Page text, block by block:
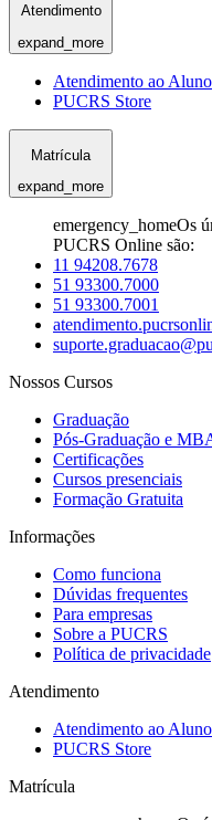
Atendimento
expand_more
Atendimento ao Aluno
PUCRS Store
Matrícula
expand_more
emergency_homeOs
PUCRS Online são:
11 94208.7678
51 93300.7000
51 93300.7001
Nossos Cursos
Graduação
Pós-Graduação e
Certificações
Cursos presenciais
Formação Gratuita
Informações
Como funciona
Dúvidas frequentes
Para empresas
Sobre a PUCRS
Política de privacidade
Atendimento
Atendimento ao Aluno
PUCRS Store
Matrícula